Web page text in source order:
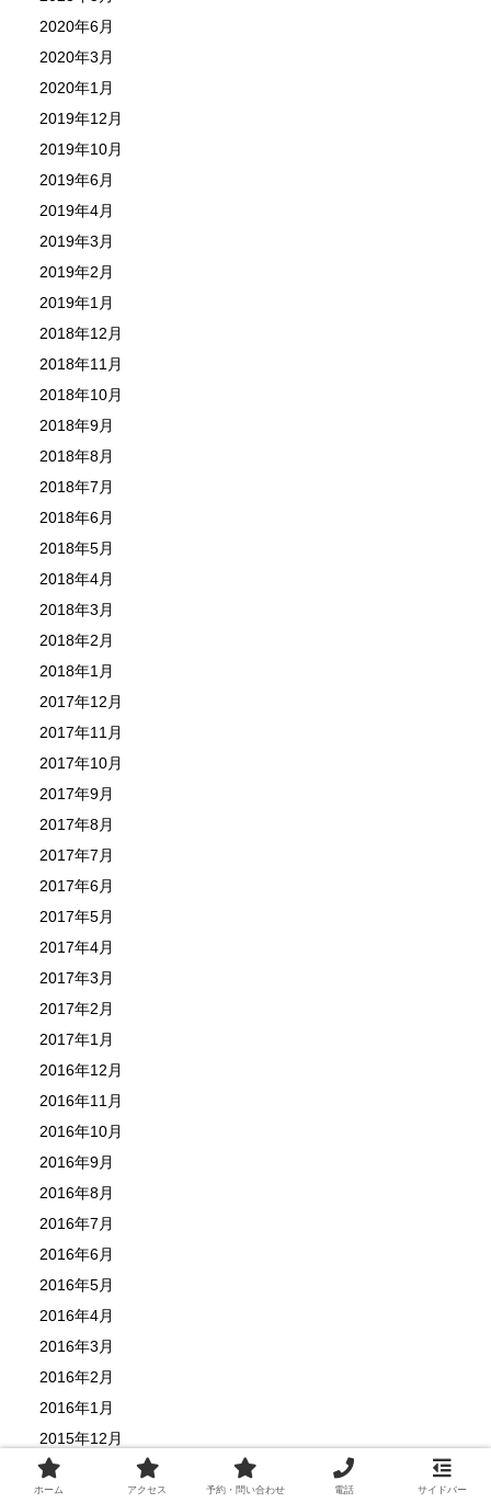
2020年6月
2020年3月
2020年1月
2019年12月
2019年10月
2019年6月
2019年4月
2019年3月
2019年2月
2019年1月
2018年12月
2018年11月
2018年10月
2018年9月
2018年8月
2018年7月
2018年6月
2018年5月
2018年4月
2018年3月
2018年2月
2018年1月
2017年12月
2017年11月
2017年10月
2017年9月
2017年8月
2017年7月
2017年6月
2017年5月
2017年4月
2017年3月
2017年2月
2017年1月
2016年12月
2016年11月
2016年10月
2016年9月
2016年8月
2016年7月
2016年6月
2016年5月
2016年4月
2016年3月
2016年2月
2016年1月
2015年12月
2015年11月
ホーム アクセス 予約・問い合わせ 電話 サイドバー